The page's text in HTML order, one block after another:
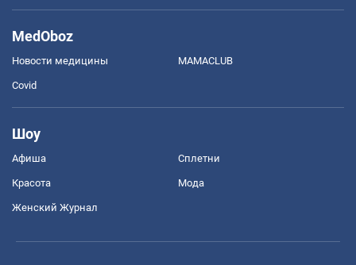
MedOboz
Новости медицины MAMACLUB
Covid
Шоу
Афиша Сплетни
Красота Мода
Женский Журнал